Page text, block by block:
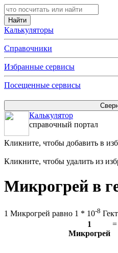
Калькуляторы
Справочники
Избранные сервисы
Посещенные сервисы
Калькулятор
справочный портал
Кликните, чтобы добавить в
Кликните, чтобы удалить из
Микрогрей в
1 Микрогрей равно 1 * 10-8
1
Микрогрей
=